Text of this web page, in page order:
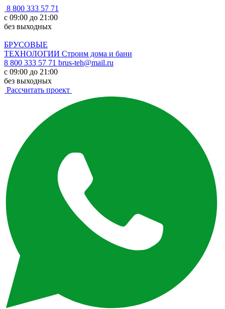
8 800 333 57 71
с 09:00 до 21:00
без выходных
БРУСОВЫЕ
ТЕХНОЛОГИИ Строим дома и бани
8 800 333 57 71 brus-teh@mail.ru
с 09:00 до 21:00
без выходных
Рассчитать проект